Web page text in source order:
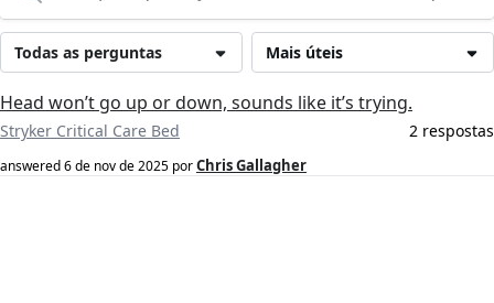
Mais úteis
Todas as perguntas
Head won’t go up or down, sounds like it’s trying.
Stryker Critical Care Bed 2 respostas
answered6 de nov de 2025 porChris Gallagher